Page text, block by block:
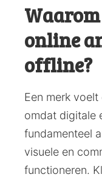
online
offline?
Een merk
omdat digitale
fundamenteel
visuele en
functioneren.